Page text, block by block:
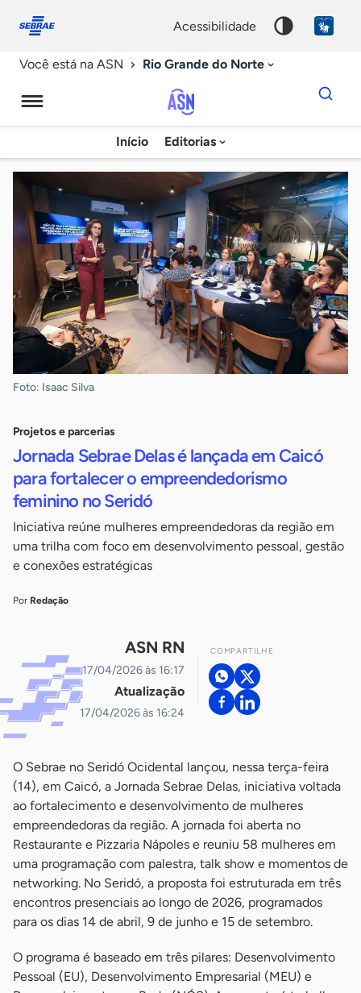
conosco
acessibilidade
Você está na ASN Rio Grande do Norte
Agência
Sebrae
de
Notícias
Início Editorias
Dados
para
chave
Foto: Isaac Silva
Projetos e parcerias
Jornada Sebrae Delas é lançada em Caicó
para fortalecer o empreendedorismo
feminino no Seridó
Iniciativa reúne mulheres empreendedoras da região em
uma trilha com foco em desenvolvimento pessoal, gestão
e conexões estratégicas
Por Redação
ASN RN
17/04/2026 às 16:17
Atualização
17/04/2026 às 16:24
COMPARTILHE
O Sebrae no Seridó Ocidental lançou, nessa terça-feira
(14), em Caicó, a Jornada Sebrae Delas, iniciativa voltada
ao fortalecimento e desenvolvimento de mulheres
empreendedoras da região. A jornada foi aberta no
Restaurante e Pizzaria Nápoles e reuniu 58 mulheres em
uma programação com palestra, talk show e momentos de
networking. No Seridó, a proposta foi estruturada em três
encontros presenciais ao longo de 2026, programados
para os dias 14 de abril, 9 de junho e 15 de setembro.
O programa é baseado em três pilares: Desenvolvimento
Pessoal (EU), Desenvolvimento Empresarial (MEU) e